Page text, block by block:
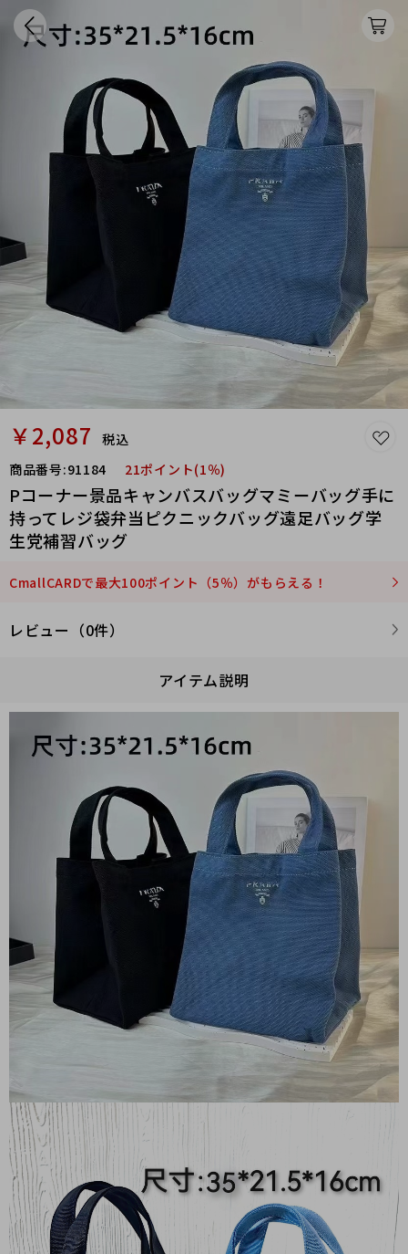
￥2,087
税込
商品番号:91184 21ポイント(1％)
Pコーナー景品キャンバスバッグマミーバッグ手に
持ってレジ袋弁当ピクニックバッグ遠足バッグ学
生党補習バッグ
CmallCARDで最大100ポイント（5％）がもらえる！
レビュー（0件）
アイテム説明